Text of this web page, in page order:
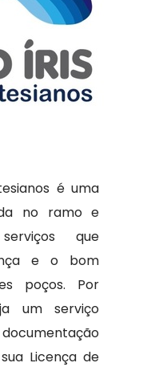
é uma
no ramo e
que
e o bom
poços. Por
um serviço
Licença de